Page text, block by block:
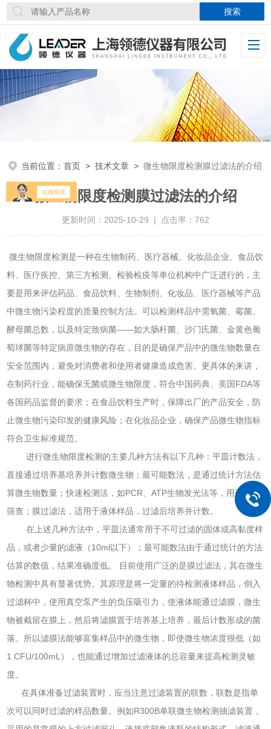
当前位置：首页 >技术文章 >微生物限度检测膜过滤法的介绍
微生物限度检测膜过滤法的介绍
更新时间：2025-10-29 | 点击率：762
微生物限度检测是一种在生物制药、医疗器械、化妆品企业、食品饮
料、医疗疾控、第三方检测、检验检疫等单位机构中广泛进行的，主
要是用来评估药品、食品饮料、生物制剂、化妆品、医疗器械等产品
中微生物污染程度的质量控制方法。可以检测样品中需氧菌、霉菌、
酵母菌总数，以及特定致病菌——如大肠杆菌、沙门氏菌、金黄色葡
萄球菌等特定病原微生物的存在，目的是确保产品中的微生物数量在
安全范围内，避免对消费者和使用者健康造成危害。更具体的来讲，
在制药行业，能确保无菌或微生物限度，符合中国药典、美国FDA等
各国药品监督的要求；在食品饮料生产时，保障出厂的产品安全，防
止微生物污染印发的健康风险；在化妆品企业，确保产品微生物指标
符合卫生标准规范。
进行微生物限度检测的主要几种方法有以下几种：平皿计数法，
直接通过培养基培养并计数微生物；最可能数法，是通过统计方法估
算微生物数量；快速检测法，如PCR、ATP生物发光法等，用于快速
筛查；膜过滤法，适用于液体样品，过滤后培养并计数。
在上述几种方法中，平皿法通常用于不可过滤的固体或高黏度样
品，或者少量的滤液（10ml以下）；最可能数法由于通过统计的方法
估算的数值，结果准确度低。 目前使用广泛的是膜过滤法，其在微生
物检测中具有显著优势。其原理是将一定量的待检测液体样品，倒入
过滤杯中，使用真空泵产生的负压吸引力，使液体能通过滤膜，微生
物被截留在膜上，然后将滤膜置于培养基上培养，最后计数形成的菌
落。所以滤膜法能够富集样品中的微生物，即使微生物浓度很低（如
1 CFU/100mL），也能通过增加过滤液体的总容量来提高检测灵敏
度。
在具体准备过滤装置时，应当注意过滤装置的联数，联数是指单
次可以同时过滤的样品数量。例如R300B单联微生物检测抽滤装置，